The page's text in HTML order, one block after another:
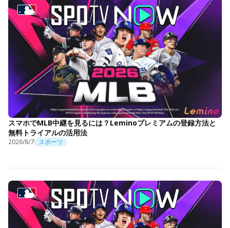
スマホでMLB中継を見るには？Leminoプレミアムの登録方法と
無料トライアルの活用法
2026/8/7 スポーツ